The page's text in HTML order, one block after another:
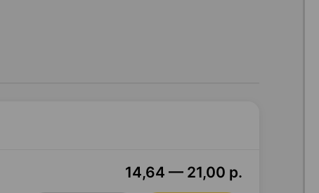
14,64 — 21,00 р.